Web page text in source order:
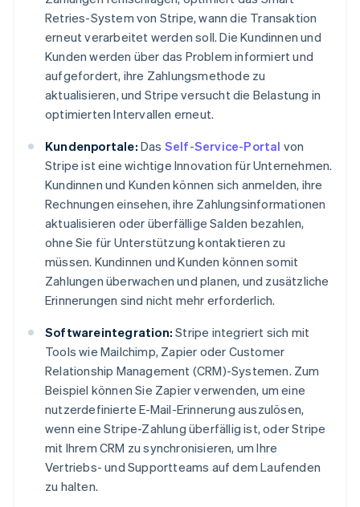
Retries-System von Stripe, wann die Transaktion
erneut verarbeitet werden soll. Die Kundinnen und
Kunden werden über das Problem informiert und
aufgefordert, ihre Zahlungsmethode zu
aktualisieren, und Stripe versucht die Belastung in
optimierten Intervallen erneut.
Kundenportale: Das Self-Service-Portal von
Stripe ist eine wichtige Innovation für Unternehmen.
Kundinnen und Kunden können sich anmelden, ihre
Rechnungen einsehen, ihre Zahlungsinformationen
aktualisieren oder überfällige Salden bezahlen,
ohne Sie für Unterstützung kontaktieren zu
müssen. Kundinnen und Kunden können somit
Zahlungen überwachen und planen, und zusätzliche
Erinnerungen sind nicht mehr erforderlich.
Softwareintegration: Stripe integriert sich mit
Tools wie Mailchimp, Zapier oder Customer
Relationship Management (CRM)-Systemen. Zum
Beispiel können Sie Zapier verwenden, um eine
nutzerdefinierte E-Mail-Erinnerung auszulösen,
wenn eine Stripe-Zahlung überfällig ist, oder Stripe
mit Ihrem CRM zu synchronisieren, um Ihre
Vertriebs- und Supportteams auf dem Laufenden
zu halten.